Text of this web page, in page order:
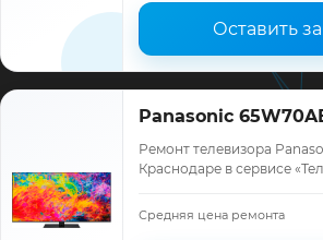
Оставить
Panasonic
Ремонт телевизора
Краснодаре в сервисе
ремонта, запчасти и
месяце…
Средняя цена ремонта